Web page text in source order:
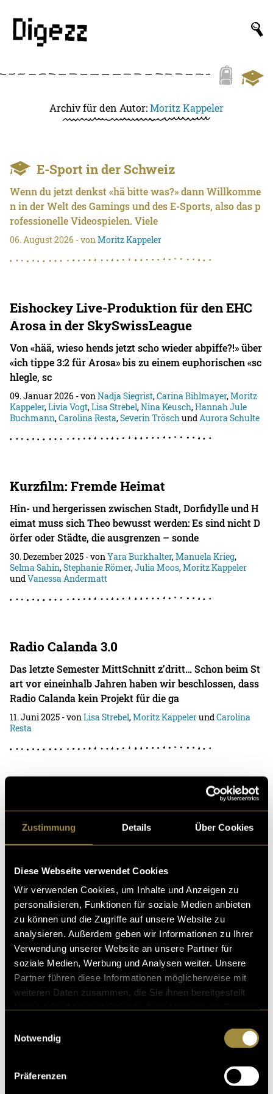
Zustimmung Details Über Cookies
Diese Webseite verwendet Cookies
Wir verwenden Cookies, um Inhalte und Anzeigen zu
personalisieren, Funktionen für soziale Medien anbieten
zu können und die Zugriffe auf unsere Website zu
analysieren. Außerdem geben wir Informationen zu Ihrer
Verwendung unserer Website an unsere Partner für
soziale Medien, Werbung und Analysen weiter. Unsere
Partner führen diese Informationen möglicherweise mit
weiteren Daten zusammen, die Sie ihnen bereitgestellt
Notwendig
Präferenzen
Archiv für den Autor:Moritz Kappeler
E-Sport in der Schweiz
Wenn du jetzt denkst «hä bitte was?» dann Willkomme
n in der Welt des Gamings und des E-Sports, also das p
rofessionelle Videospielen. Viele
06. August 2026 - vonMoritz Kappeler
Eishockey Live-Produktion für den EHC
Arosa in der SkySwissLeague
Von «hää, wieso hends jetzt scho wieder abpiffe?!» über
«ich tippe 3:2 für Arosa» bis zu einem euphorischen «sc
hlegle, sc
09. Januar 2026 - vonNadja Siegrist,Carina Bihlmayer,Moritz
Kappeler,Livia Vogt,Lisa Strebel,Nina Keusch,Hannah Jule
Buchmann,Carolina Resta,Severin TröschundAurora Schulte
Kurzfilm: Fremde Heimat
Hin- und hergerissen zwischen Stadt, Dorfidylle und H
eimat muss sich Theo bewusst werden: Es sind nicht D
örfer oder Städte, die ausgrenzen – sonde
30. Dezember 2025 - vonYara Burkhalter,Manuela Krieg,
Selma Sahin,Stephanie Römer,Julia Moos,Moritz Kappeler
undVanessa Andermatt
Radio Calanda 3.0
Das letzte Semester MittSchnitt z’dritt… Schon beim St
art vor eineinhalb Jahren haben wir beschlossen, dass
Radio Calanda kein Projekt für die ga
11. Juni 2025 - vonLisa Strebel,Moritz KappelerundCarolina
Resta
s, beschlossen wir auch im Herbstsemester 2024 noch
mals in die Radiowelt einzutauchen. Dieses Mal
08. Januar 2025- vonCarolina Resta,Lisa Strebel
Kappeler
Nüt Gschiids – Staffel 2 der digezz-
Satireshow
Nach einem fulminanten Start der digezz-Satireshow (i
mmerhin durchschnittlich knapp 200 Views pro Folge)
08. Januar 2025 ,Claudio
Riz,Simone Etter